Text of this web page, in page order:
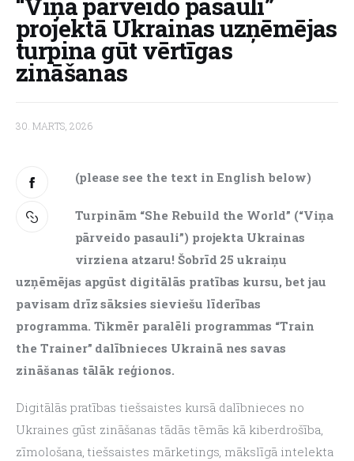
About us
projektā Ukrainas uzņēmējas
turpina gūt vērtīgas
zināšanas
30. MARTS, 2026
(please see the text in English below)
Turpinām “She Rebuild the World” (“Viņa
pārveido pasauli”) projekta Ukrainas
virziena atzaru! Šobrīd 25 ukraiņu
uzņēmējas apgūst digitālās pratības kursu, bet jau
pavisam drīz sāksies sieviešu līderības
programma. Tikmēr paralēli programmas “Train
the Trainer” dalībnieces Ukrainā nes savas
zināšanas tālāk reģionos.
Digitālās pratības tiešsaistes kursā dalībnieces no
Ukraines gūst zināšanas tādās tēmās kā kiberdrošība,
zīmološana, tiešsaistes mārketings, mākslīgā intelekta